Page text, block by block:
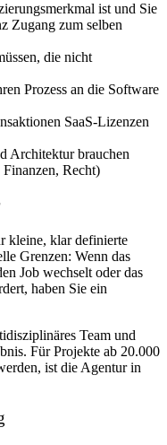
ist und Sie
Zugang zum selben
die nicht
Prozess an die Software
SaaS-Lizenzen
Architektur brauchen
Recht)
kleine, klar definierte
Grenzen: Wenn das
Job wechselt oder das
haben Sie ein
Team und
Für Projekte ab 20.000
ist die Agentur in